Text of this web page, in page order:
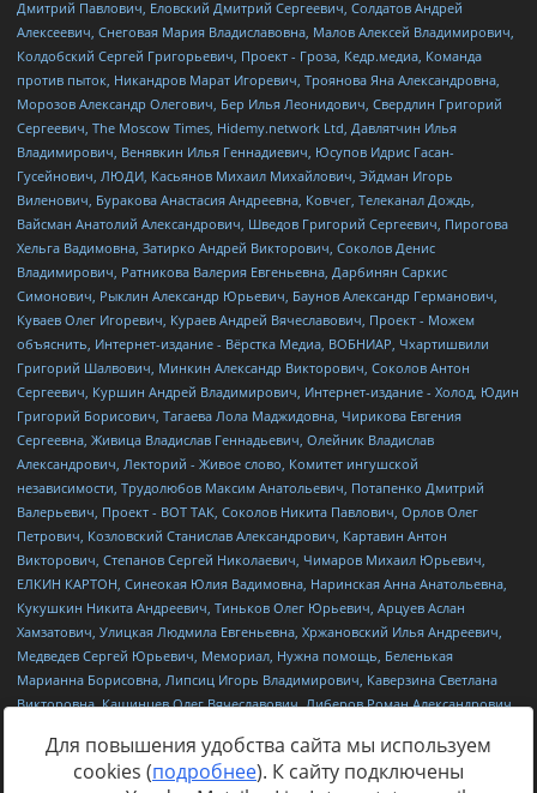
Для повышения удобства сайта мы используем
cookies (подробнее). К сайту подключены